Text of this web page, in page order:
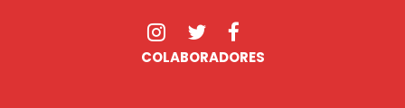
COLABORADORES